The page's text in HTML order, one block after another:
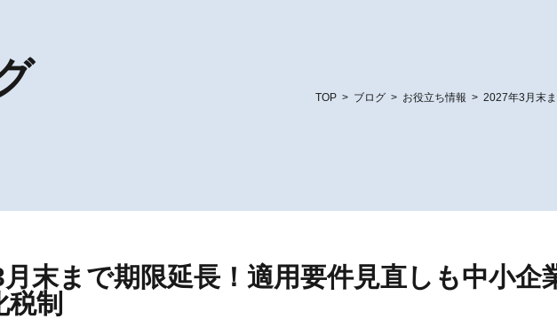
TOP > ブログ > お役立ち情報 > 2027年3月末
末まで期限延長！適用要件見直しも中小企
制